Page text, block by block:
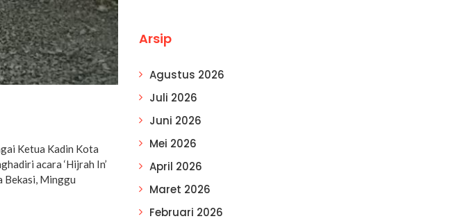
Ketua Kadin Kota
acara ‘Hijrah In’
Bekasi, Minggu
Arsip
Agustus 2026
Juli 2026
Juni 2026
Mei 2026
April 2026
Maret 2026
Februari 2026